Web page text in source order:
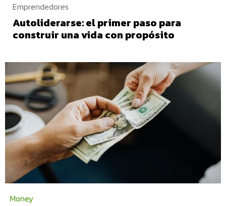
Emprendedores
Autoliderarse: el primer paso para
construir una vida con propósito
Money